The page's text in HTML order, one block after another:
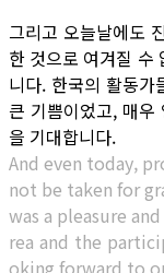
그리고 오늘날에도
한 것으로 여겨질 수
니다. 한국의 활동가
큰 기쁨이었고, 매우
을 기대합니다.
And even today,
not be taken for
was a pleasure
rea and the